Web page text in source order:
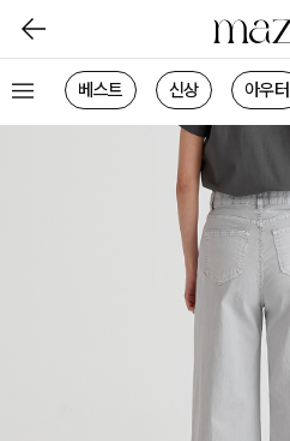
베스트 신상 아우터